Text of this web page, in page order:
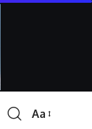
Font
Aa